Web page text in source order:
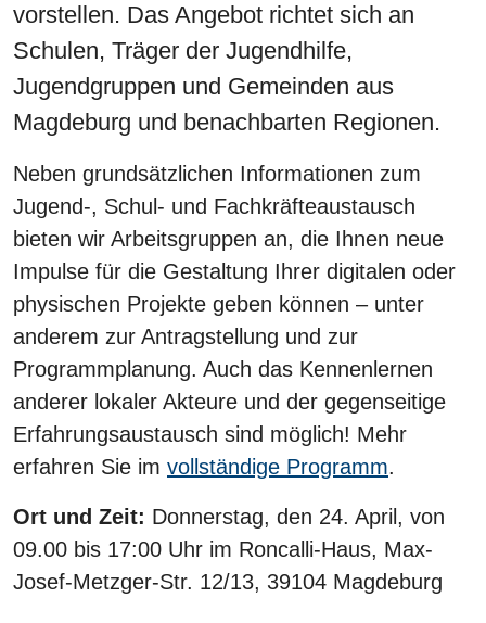
vorstellen. Das Angebot richtet sich an
Schulen, Träger der Jugendhilfe,
Jugendgruppen und Gemeinden aus
Magdeburg und benachbarten Regionen.
Neben grundsätzlichen Informationen zum
Jugend-, Schul- und Fachkräfteaustausch
bieten wir Arbeitsgruppen an, die Ihnen neue
Impulse für die Gestaltung Ihrer digitalen oder
physischen Projekte geben können – unter
anderem zur Antragstellung und zur
Programmplanung. Auch das Kennenlernen
anderer lokaler Akteure und der gegenseitige
Erfahrungsaustausch sind möglich! Mehr
erfahren Sie im vollständige Programm.
Ort und Zeit: Donnerstag, den 24. April, von
09.00 bis 17:00 Uhr im Roncalli-Haus, Max-
Josef-Metzger-Str. 12/13, 39104 Magdeburg